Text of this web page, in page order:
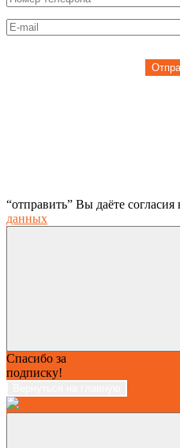
“отправить” Вы даёте согласия
данных
Спасибо за
подписку!